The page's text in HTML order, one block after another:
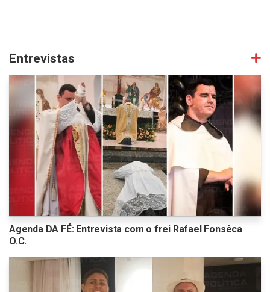
Entrevistas
Agenda DA FÉ: Entrevista com o frei Rafael Fonsêca
O.C.